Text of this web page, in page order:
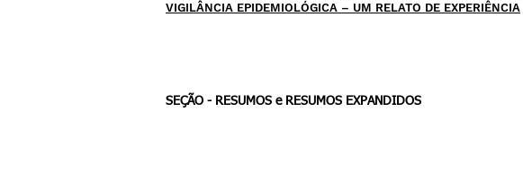
VIGILÂNCIA EPIDEMIOLÓGICA – UM RELATO DE EXPERIÊNCIA
SEÇÃO - RESUMOS e RESUMOS EXPANDIDOS